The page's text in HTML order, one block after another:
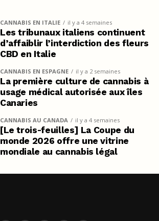
CANNABIS EN ITALIE il y a 4 semaines
Les tribunaux italiens continuent
d’affaiblir l’interdiction des fleurs
CBD en Italie
CANNABIS EN ESPAGNE il y a 2 semaines
La première culture de cannabis à
usage médical autorisée aux îles
Canaries
CANNABIS AU CANADA il y a 4 semaines
[Le trois-feuilles] La Coupe du
monde 2026 offre une vitrine
mondiale au cannabis légal